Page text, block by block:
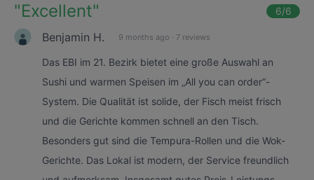
"Excellent" 6/6
Benjamin H. 9 months ago · 7 reviews
Das EBI im 21. Bezirk bietet eine große Auswahl an
Sushi und warmen Speisen im „All you can order“-
System. Die Qualität ist solide, der Fisch meist frisch
und die Gerichte kommen schnell an den Tisch.
Besonders gut sind die Tempura-Rollen und die Wok-
Gerichte. Das Lokal ist modern, der Service freundlich